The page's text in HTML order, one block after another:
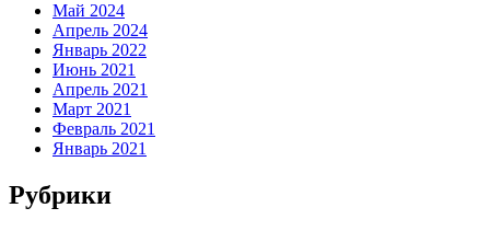
Май 2024
Апрель 2024
Январь 2022
Июнь 2021
Апрель 2021
Март 2021
Февраль 2021
Январь 2021
Рубрики